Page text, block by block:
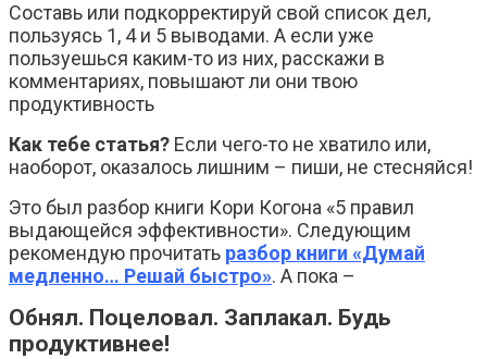
Составь или подкорректируй свой список дел,
пользуясь 1, 4 и 5 выводами. А если уже
пользуешься каким-то из них, расскажи в
комментариях, повышают ли они твою
продуктивность
Как тебе статья? Если чего-то не хватило или,
наоборот, оказалось лишним – пиши, не стесняйся!
Это был разбор книги Кори Когона «5 правил
выдающейся эффективности». Следующим
рекомендую прочитать разбор книги «Думай
медленно… Решай быстро». А пока –
Обнял. Поцеловал. Заплакал. Будь
продуктивнее!